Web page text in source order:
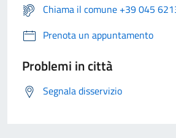
Chiama il comune +39 045
Prenota un appuntamento
Problemi in città
Segnala disservizio